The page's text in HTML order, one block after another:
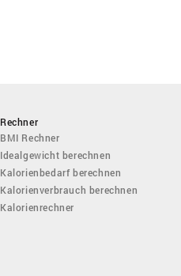
Rechner
BMI Rechner
Idealgewicht berechnen
Kalorienbedarf berechnen
Kalorienverbrauch berechnen
Kalorienrechner